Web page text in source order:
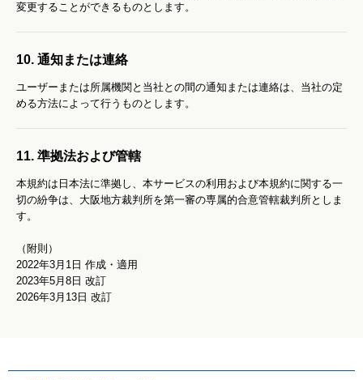
変更することができるものとします。
10. 通知または連絡
ユーザーまたは所属機関と当社との間の通知または連絡は、当社の定
める方法によって行うものとします。
11. 準拠法および管轄
本規約は日本法に準拠し、本サービスの利用および本規約に関する一
切の紛争は、大阪地方裁判所を第一審の専属的合意管轄裁判所としま
す。
（附則）
2022年3月1日 作成・適用
2023年5月8日 改訂
2026年3月13日 改訂